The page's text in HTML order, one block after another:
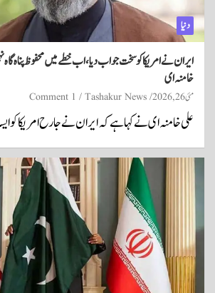
دنیا
ایران نے امریکا کو سخت جواب دیا، اب خطے میں محفوظ پناہ
خامنہ ای
مئی 26, 2026 Tashakur News
1 Comment
علی خامنہ ای نے کہا ہے کہ ایران نے جارح امریکا کو